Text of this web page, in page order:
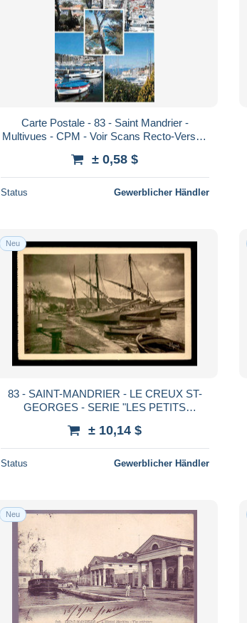
Carte Postale - 83 - Saint Mandrier -
Multivues - CPM - Voir Scans Recto-Verso -
± 0,58 $
Status Gewerblicher Händler
Neu
83 - SAINT-MANDRIER - LE CREUX ST-
GEORGES - SERIE "LES PETITS
± 10,14 $
Status Gewerblicher Händler
Neu